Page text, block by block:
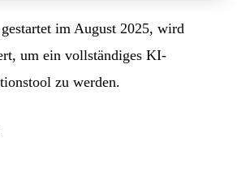
im August 2025, wird
um ein vollständiges KI-
zu werden.